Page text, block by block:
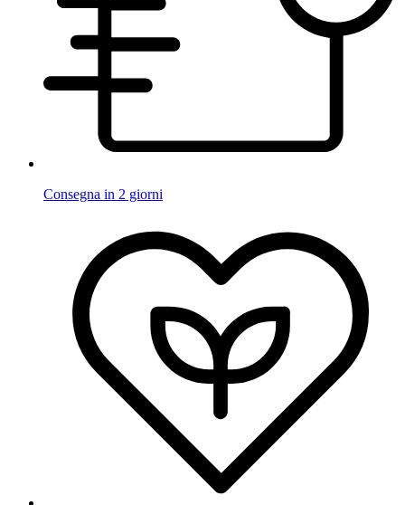
Consegna in 2 giorni